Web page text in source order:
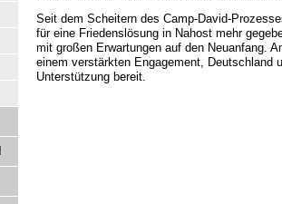
Seit dem Scheitern des Camp-David-
für eine Friedenslösung in Nahost mehr
mit großen Erwartungen auf den Neuanfang.
einem verstärkten Engagement, Deutschland
Unterstützung bereit.